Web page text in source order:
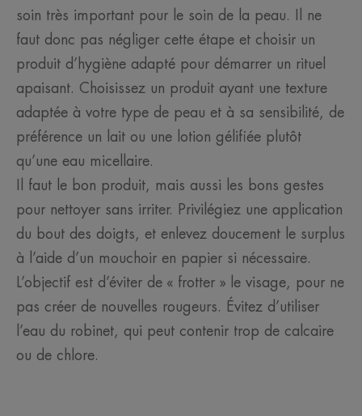
soin très important pour le soin de la peau. Il ne
faut donc pas négliger cette étape et choisir un
produit d’hygiène adapté pour démarrer un rituel
apaisant. Choisissez un produit ayant une texture
adaptée à votre type de peau et à sa sensibilité, de
préférence un lait ou une lotion gélifiée plutôt
qu’une eau micellaire.
Il faut le bon produit, mais aussi les bons gestes
pour nettoyer sans irriter. Privilégiez une application
du bout des doigts, et enlevez doucement le surplus
à l’aide d’un mouchoir en papier si nécessaire.
L’objectif est d’éviter de « frotter » le visage, pour ne
pas créer de nouvelles rougeurs. Évitez d’utiliser
l’eau du robinet, qui peut contenir trop de calcaire
ou de chlore.